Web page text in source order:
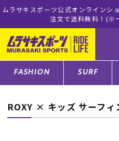
ムラサキスポーツ公式オンライン
注文で送料無料！(※
ゲスト様
ログイン
店舗一
FASHION SURF
ROXY × キッズ サーフィ